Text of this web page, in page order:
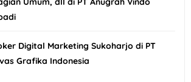
Digital Marketing Sukoharjo di PT
Grafika Indonesia